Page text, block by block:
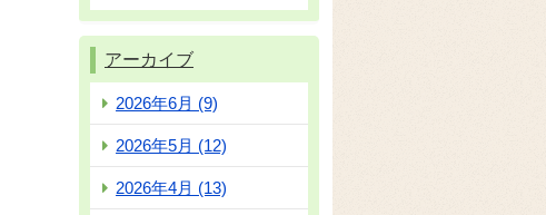
アーカイブ
2026年6月 (9)
2026年5月 (12)
2026年4月 (13)